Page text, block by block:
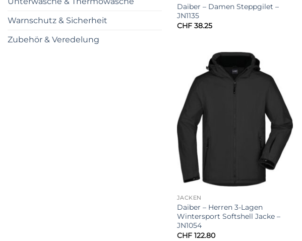
Warnschutz & Sicherheit
Zubehör & Veredelung
Daiber – Damen Steppgilet –
JN1135
CHF38.25
JACKEN
Daiber – Herren 3-Lagen
Wintersport Softshell Jacke –
JN1054
CHF122.80